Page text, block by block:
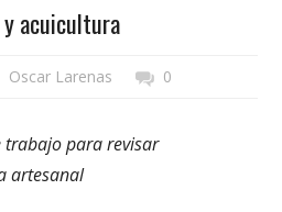
y acuicultura
Oscar Larenas 0
trabajo para revisar
artesanal